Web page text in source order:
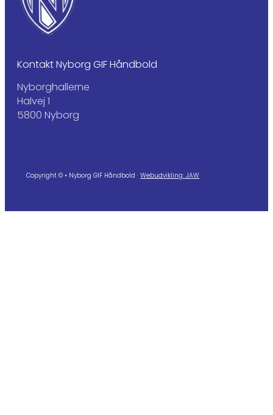
Kontakt Nyborg GIF Håndbold
Nyborghallerne
Halvej 1
5800 Nyborg
Copyright © • Nyborg GIF Håndbold ·Webudvikling: JAW